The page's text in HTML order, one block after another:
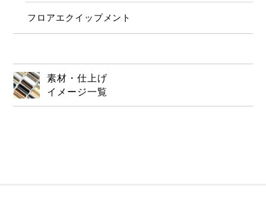
フロアエクイップメント
素材・仕上げ
イメージ一覧